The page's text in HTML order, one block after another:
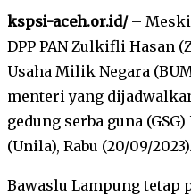
kspsi-aceh.or.id/– Meski
DPP PAN Zulkifli Hasan
Usaha Milik Negara
menteri yang
gedung serba guna
(Unila), Rabu (20/09/2023).
Bawaslu Lampung tetap